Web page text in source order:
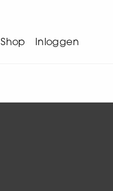
Shop Inloggen